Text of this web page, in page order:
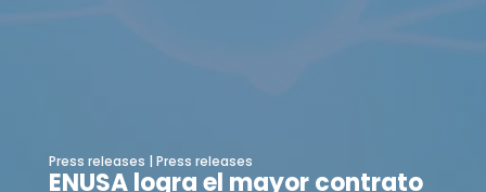
Press releases | Press releases
ENUSA logra el mayor contrato